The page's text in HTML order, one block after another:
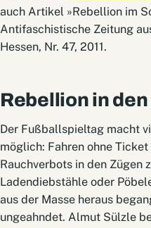
auch Artikel »Rebellion im
Antifaschistische Zeitung
Hessen, Nr. 47, 2011.
Rebellion in
Der Fußballspieltag macht
möglich: Fahren ohne
Rauchverbots in den Zügen
Ladendiebstähle oder
aus der Masse heraus
ungeahndet. Almut Sülzle